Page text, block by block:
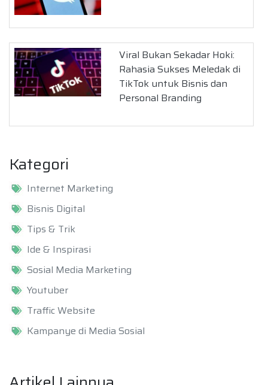
Viral Bukan Sekadar Hoki:
Rahasia Sukses Meledak di
TikTok untuk Bisnis dan
Personal Branding
Kategori
Internet Marketing
Bisnis Digital
Tips & Trik
Ide & Inspirasi
Sosial Media Marketing
Youtuber
Traffic Website
Kampanye di Media Sosial